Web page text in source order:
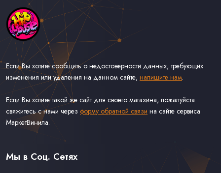
Если Вы хотите сообщить о недостоверности данных, требующих
изменения или удаления на данном сайте, напишите нам.
Если Вы хотите такой же сайт для своего магазина, пожалуйста
свяжитесь с нами через форму обратной связи на сайте сервиса
МаркетВинила.
Каталог Музыки на Виниле В Наличии
Доставка и Оплата
Мы в Соц. Сетях